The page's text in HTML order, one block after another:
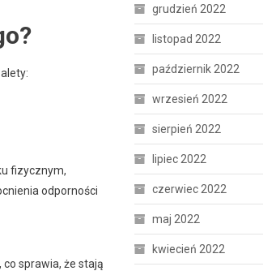
fizycznym,
odporności
sprawia, że stają
grudzień 2022
listopad 2022
październik 2022
wrzesień 2022
sierpień 2022
lipiec 2022
czerwiec 2022
maj 2022
kwiecień 2022